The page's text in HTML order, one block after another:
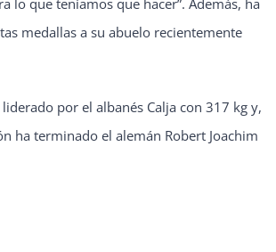
medallas a su abuelo recientemente
por el albanés Calja con 317 kg y,
ha terminado el alemán Robert Joachim